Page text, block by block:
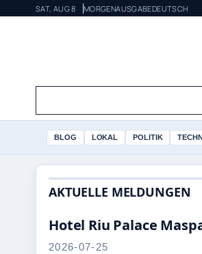
SAT, AUG 8 MORGENAUSGABEDEUTSCH
BLOG LOKAL POLITIK
AKTUELLE MELDUNGEN
Hotel Riu Palace
2026-07-25